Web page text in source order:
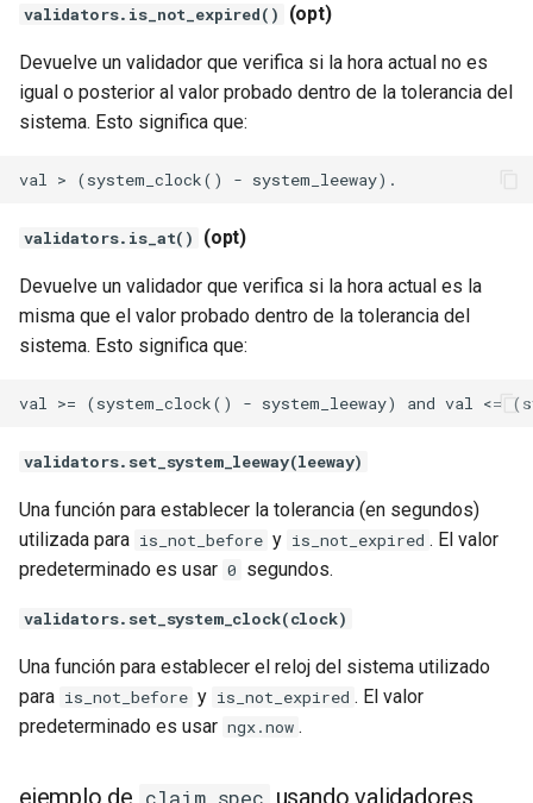
validators.is_not_expired() (opt)
Devuelve un validador que verifica si la hora actual no es
igual o posterior al valor probado dentro de la tolerancia del
sistema. Esto significa que:
validators.is_at() (opt)
Devuelve un validador que verifica si la hora actual es la
misma que el valor probado dentro de la tolerancia del
sistema. Esto significa que:
validators.set_system_leeway(leeway)
Una función para establecer la tolerancia (en segundos)
utilizada para is_not_before y is_not_expired . El valor
predeterminado es usar 0 segundos.
validators.set_system_clock(clock)
Una función para establecer el reloj del sistema utilizado
para is_not_before y is_not_expired . El valor
predeterminado es usar ngx.now .
ejemplo de usando validadores